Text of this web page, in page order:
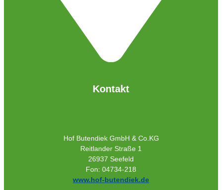
Kontakt
Hof Butendiek GmbH & Co.KG
Reitlander Straße 1
26937 Seefeld
Fon: 04734-218
www.hof-butendiek.de